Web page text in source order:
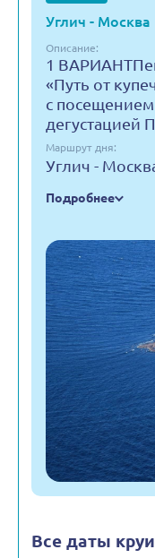
Углич - Москва
Описание:
1
«Путь от
с
дегустацией
Маршрут дня:
Углич -
Подробнее
Все даты